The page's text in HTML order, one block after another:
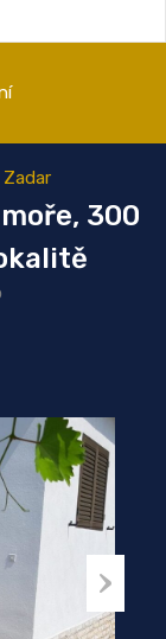
Zadar
300